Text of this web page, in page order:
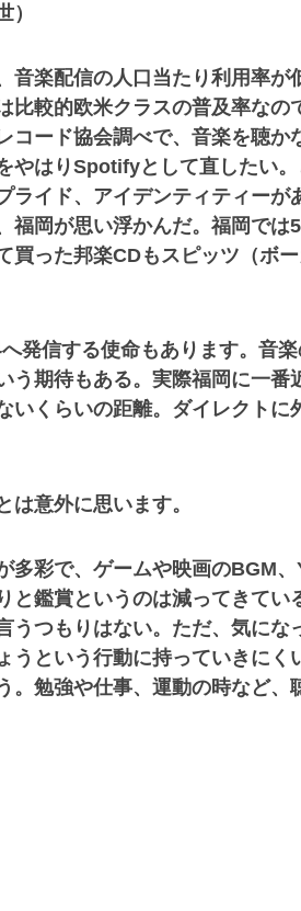
）
音楽配信の人口当たり利用率
比較的欧米クラスの普及率なの
ード協会調べで、音楽を聴か
やはりSpotifyとして直したい
ライド、アイデンティティーが
福岡が思い浮かんだ。福岡では
買った邦楽CDもスピッツ（ボ
発信する使命もあります。音
う期待もある。実際福岡に一番
いくらいの距離。ダイレクトに
は意外に思います。
多彩で、ゲームや映画のBGM
と鑑賞というのは減ってきて
うつもりはない。ただ、気にな
うという行動に持っていきにく
。勉強や仕事、運動の時など、